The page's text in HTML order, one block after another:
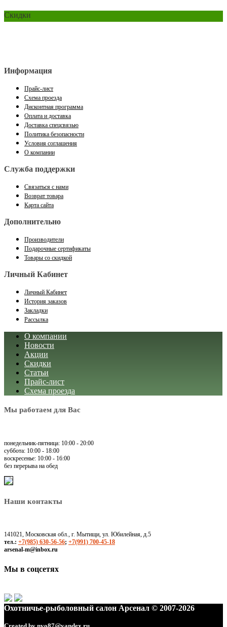
Скидки
Информация
Прайс-лист
Схема проезда
Дисконтная программа
Оплата и доставка
Доставка спецсвязью
Политика безопасности
Условия соглашения
О компании
Служба поддержки
Связаться с нами
Возврат товара
Карта сайта
Дополнительно
Производители
Подарочные сертификаты
Товары со скидкой
Личный Кабинет
Личный Кабинет
История заказов
Закладки
Рассылка
О компании
Новости
Акции
Скидки
Статьи
Прайс-лист
Схема проезда
Мы работаем для Вас
понедельник-пятница: 10:00 - 20:00
суббота: 10:00 - 18:00
воскресенье: 10:00 - 16:00
без перерыва на обед
Наши контакты
141021, Московская обл., г. Мытищи, ул. Юбилейная, д.5
тел.: +7(985) 630-56-56; +7(991) 700-45-18
arsenal-m@inbox.ru
Мы в соцсетях
Охотничье-рыболовный салон Арсенал © 2007-2026